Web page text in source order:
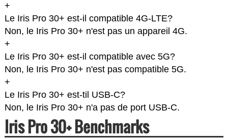
+
Le Iris Pro 30+ est-il compatible 4G-LTE?
Non, le Iris Pro 30+ n'est pas un appareil 4G.
+
Le Iris Pro 30+ est-il compatible avec 5G?
Non, le Iris Pro 30+ n'est pas compatible 5G.
+
Le Iris Pro 30+ est-til USB-C?
Non, le Iris Pro 30+ n'a pas de port USB-C.
Iris Pro 30+ Benchmarks